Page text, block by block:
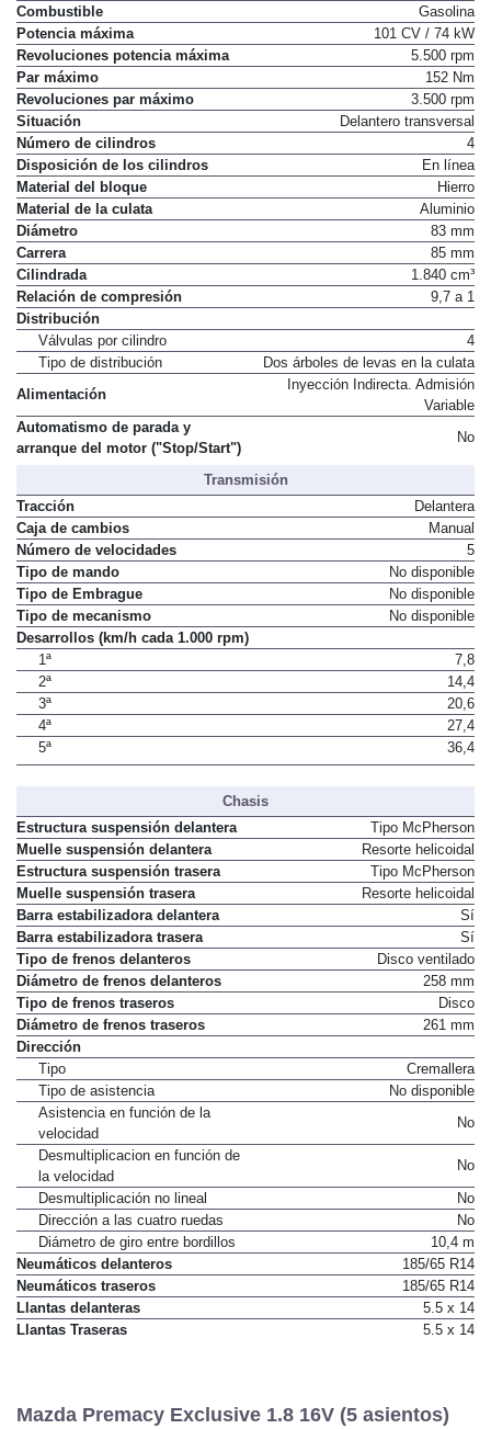
Combustible
Gasolina
Potencia máxima
101 CV / 74 kW
Revoluciones potencia máxima
5.500 rpm
Par máximo
152 Nm
Revoluciones par máximo
3.500 rpm
Situación
Delantero transversal
Número de cilindros
4
Disposición de los cilindros
En línea
Material del bloque
Hierro
Material de la culata
Aluminio
Diámetro
83 mm
Carrera
85 mm
Cilindrada
1.840 cm³
Relación de compresión
9,7 a 1
Distribución
Válvulas por cilindro
4
Tipo de distribución
Dos árboles de levas en la culata
Alimentación
Inyección Indirecta. Admisión
Variable
Automatismo de parada y
arranque del motor ("Stop/Start")
No
Transmisión
Tracción
Delantera
Caja de cambios
Manual
Número de velocidades
5
Tipo de mando
No disponible
Tipo de Embrague
No disponible
Tipo de mecanismo
No disponible
Desarrollos (km/h cada 1.000 rpm)
1ª
7,8
2ª
14,4
3ª
20,6
4ª
27,4
5ª
36,4
Chasis
Estructura suspensión delantera
Tipo McPherson
Muelle suspensión delantera
Resorte helicoidal
Estructura suspensión trasera
Tipo McPherson
Muelle suspensión trasera
Resorte helicoidal
Barra estabilizadora delantera
Sí
Barra estabilizadora trasera
Sí
Tipo de frenos delanteros
Disco ventilado
Diámetro de frenos delanteros
258 mm
Tipo de frenos traseros
Disco
Diámetro de frenos traseros
261 mm
Dirección
Tipo
Cremallera
Tipo de asistencia
No disponible
Asistencia en función de la
velocidad
No
Desmultiplicacion en función de
la velocidad
No
Desmultiplicación no lineal
No
Dirección a las cuatro ruedas
No
Diámetro de giro entre bordillos
10,4 m
Neumáticos delanteros
185/65 R14
Neumáticos traseros
185/65 R14
Llantas delanteras
5.5 x 14
Llantas Traseras
5.5 x 14
Mazda Premacy Exclusive 1.8 16V (5 asientos)